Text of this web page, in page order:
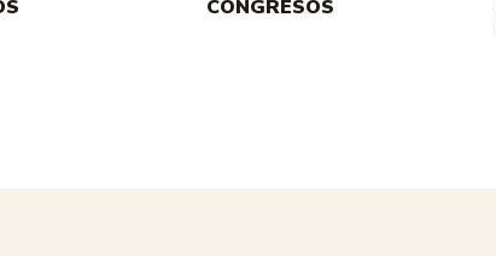
CONGRESOS